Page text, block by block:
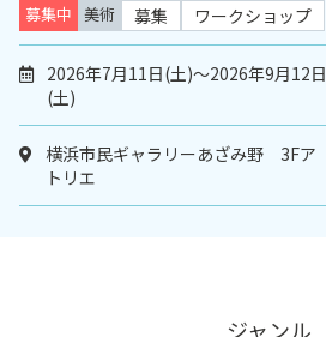
募集中 美術 募集 ワークショップ
2026年7月11日(土)～2026年9月12日
(土)
横浜市民ギャラリーあざみ野 3Fア
トリエ
ジャンル